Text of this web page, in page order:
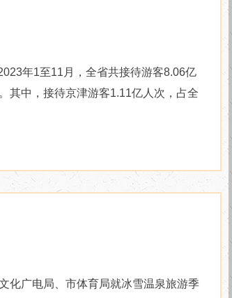
年1至11月，全省共接待游客8.06亿
其中，接待京津游客1.11亿人次，占全
广电局、市体育局就冰雪温泉旅游季